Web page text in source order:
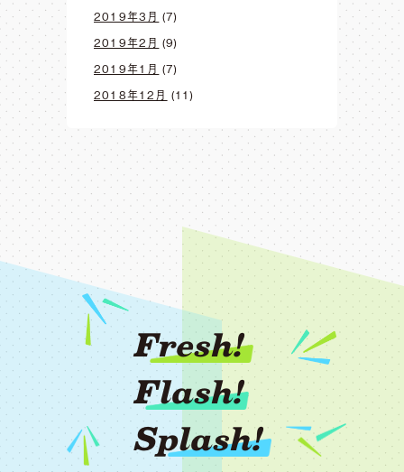
2019年3月 (7)
2019年2月 (9)
2019年1月 (7)
2018年12月 (11)
Fresh!
Flash!
Splash!